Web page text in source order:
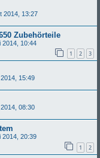
2014, 13:27
Zubehörteile
2014, 10:44
1 2 3
15:49
08:30
2014, 20:39
1 2